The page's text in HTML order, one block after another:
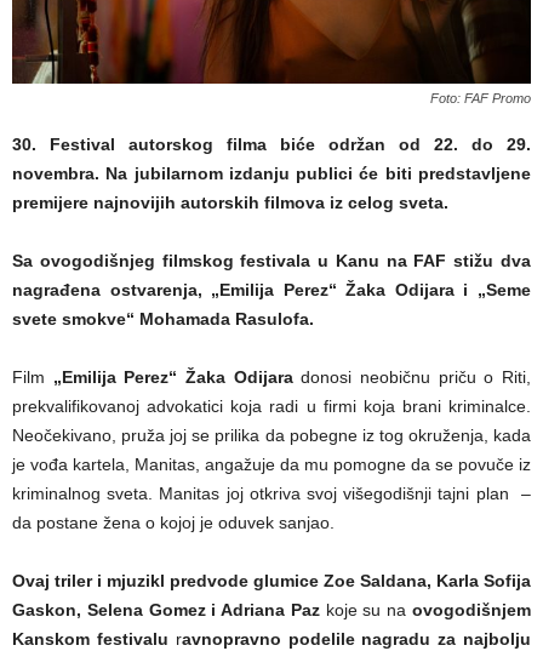
Foto: FAF Promo
30. Festival autorskog filma biće održan od 22. do 29.
novembra. Na jubilarnom izdanju publici će biti predstavljene
premijere najnovijih autorskih filmova iz celog sveta.
Sa ovogodišnjeg filmskog festivala u Kanu na FAF stižu dva
nagrađena ostvarenja, „Emilija Perez“ Žaka Odijara i „Seme
svete smokve“ Mohamada Rasulofa.
Film „Emilija Perez“ Žaka Odijaradonosi neobičnu priču o Riti,
prekvalifikovanoj advokatici koja radi u firmi koja brani kriminalce.
Neočekivano, pruža joj se prilika da pobegne iz tog okruženja, kada
je vođa kartela, Manitas, angažuje da mu pomogne da se povuče iz
kriminalnog sveta. Manitas joj otkriva svoj višegodišnji tajni plan –
da postane žena o kojoj je oduvek sanjao.
Ovaj triler i mjuzikl predvode glumice Zoe Saldana, Karla Sofija
Gaskon, Selena Gomez i Adriana Paz koje su naovogodišnjem
Kanskom festivalu ravnopravno podelile nagradu za najbolju